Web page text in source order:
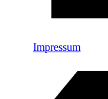
Impressum